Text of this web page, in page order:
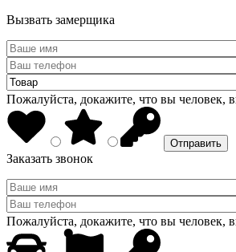
Вызвать замерщика
Пожалуйста, докажите, что вы человек,
Заказать звонок
Пожалуйста, докажите, что вы человек,